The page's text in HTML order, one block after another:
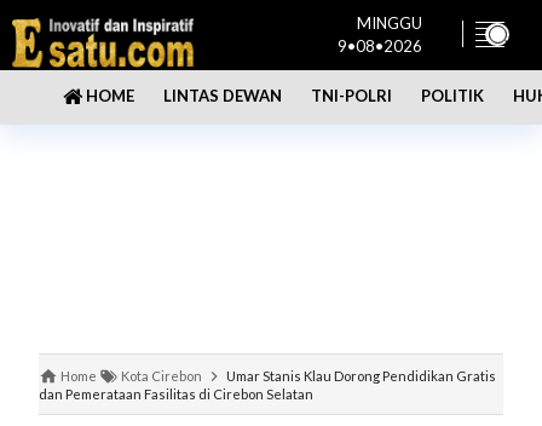
MINGGU
9•08•2026
HOME LINTAS DEWAN TNI-POLRI POLITIK
Home Kota Cirebon
Umar Stanis Klau Dorong Pendidikan Gratis
dan Pemerataan Fasilitas di Cirebon Selatan